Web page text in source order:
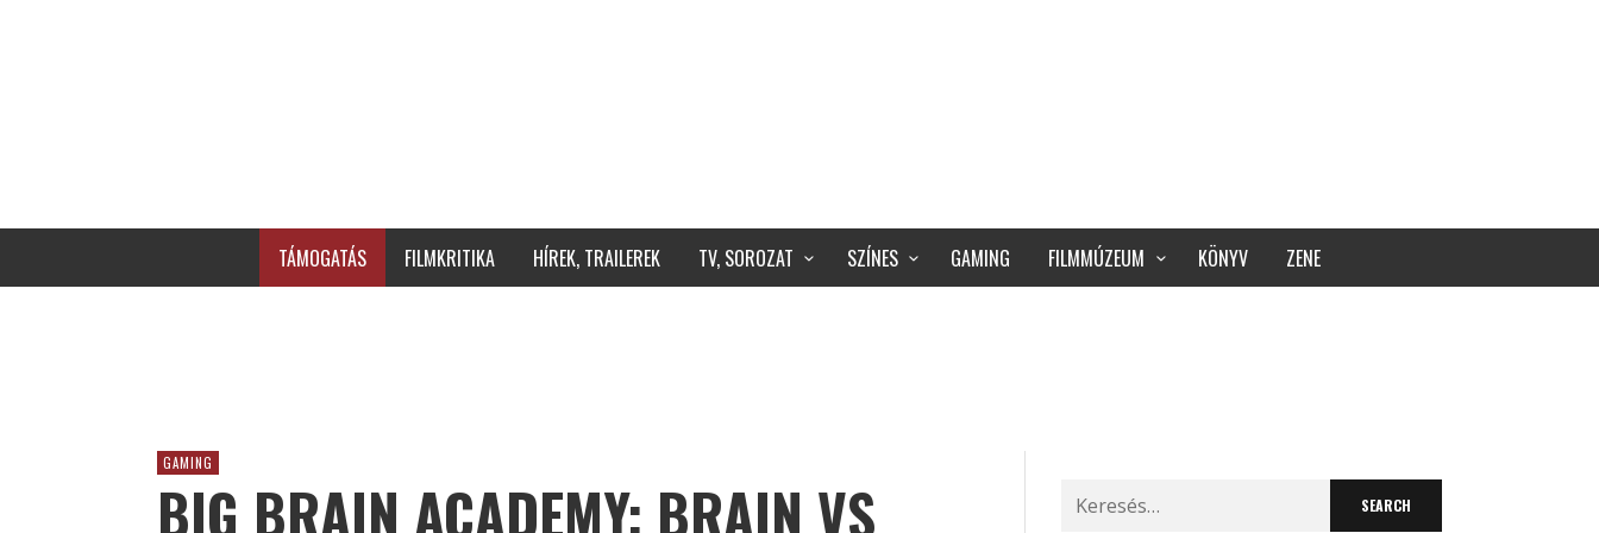
TÁMOGATÁS FILMKRITIKA HÍREK, TRAILEREK TV, SOROZAT SZÍNES GAMING FILMMÚZEUM KÖNYV ZENE
GAMING
BIG BRAIN ACADEMY: BRAIN VS
Search
for: